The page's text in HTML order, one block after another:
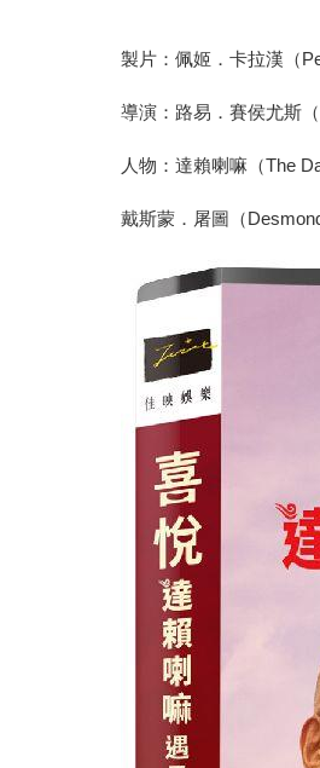
製片：佩姬．卡拉漢（
導演：路易．賽侯尤斯
人物：達賴喇嘛（The
戴斯蒙．屠圖（